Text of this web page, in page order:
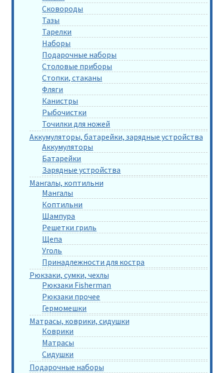
Сковороды
Тазы
Тарелки
Наборы
Подарочные наборы
Столовые приборы
Стопки, стаканы
Фляги
Канистры
Рыбочистки
Точилки для ножей
Аккумуляторы, батарейки, зарядные устройства
Аккумуляторы
Батарейки
Зарядные устройства
Мангалы, коптильни
Мангалы
Коптильни
Шампура
Решетки гриль
Щепа
Уголь
Принадлежности для костра
Рюкзаки, сумки, чехлы
Рюкзаки Fisherman
Рюкзаки прочее
Гермомешки
Матрасы, коврики, сидушки
Коврики
Матрасы
Сидушки
Подарочные наборы